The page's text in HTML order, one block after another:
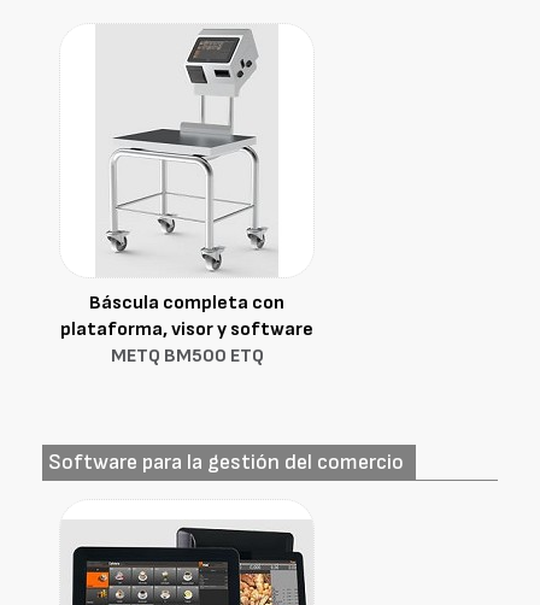
Báscula completa con
plataforma, visor y software
METQ BM500 ETQ
Software para la gestión del comercio